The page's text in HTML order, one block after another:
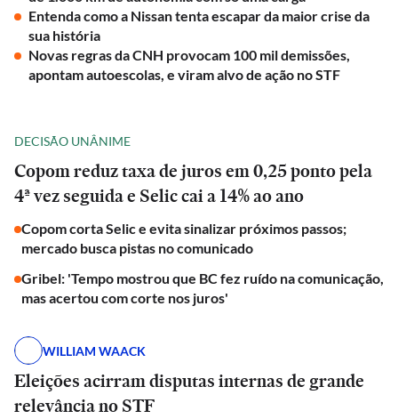
Entenda como a Nissan tenta escapar da maior crise da
sua história
Novas regras da CNH provocam 100 mil demissões,
apontam autoescolas, e viram alvo de ação no STF
DECISÃO UNÂNIME
Copom reduz taxa de juros em 0,25 ponto pela
4ª vez seguida e Selic cai a 14% ao ano
Copom corta Selic e evita sinalizar próximos passos;
mercado busca pistas no comunicado
Gribel: 'Tempo mostrou que BC fez ruído na comunicação,
mas acertou com corte nos juros'
WILLIAM WAACK
Eleições acirram disputas internas de grande
relevância no STF